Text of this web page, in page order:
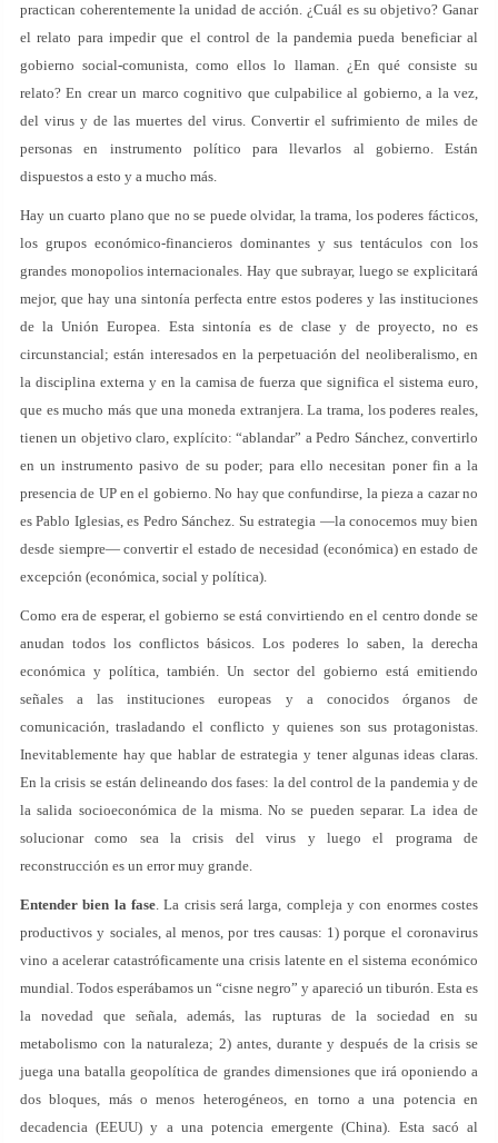
practican coherentemente la unidad de acción. ¿Cuál es su objetivo? Ganar
el relato para impedir que el control de la pandemia pueda beneficiar al
gobierno social-comunista, como ellos lo llaman. ¿En qué consiste su
relato? En crear un marco cognitivo que culpabilice al gobierno, a la vez,
del virus y de las muertes del virus. Convertir el sufrimiento de miles de
personas en instrumento político para llevarlos al gobierno. Están
dispuestos a esto y a mucho más.
Hay un cuarto plano que no se puede olvidar, la trama, los poderes fácticos,
los grupos económico-financieros dominantes y sus tentáculos con los
grandes monopolios internacionales. Hay que subrayar, luego se explicitará
mejor, que hay una sintonía perfecta entre estos poderes y las instituciones
de la Unión Europea. Esta sintonía es de clase y de proyecto, no es
circunstancial; están interesados en la perpetuación del neoliberalismo, en
la disciplina externa y en la camisa de fuerza que significa el sistema euro,
que es mucho más que una moneda extranjera. La trama, los poderes reales,
tienen un objetivo claro, explícito: “ablandar” a Pedro Sánchez, convertirlo
en un instrumento pasivo de su poder; para ello necesitan poner fin a la
presencia de UP en el gobierno. No hay que confundirse, la pieza a cazar no
es Pablo Iglesias, es Pedro Sánchez. Su estrategia —la conocemos muy bien
desde siempre— convertir el estado de necesidad (económica) en estado de
excepción (económica, social y política).
Como era de esperar, el gobierno se está convirtiendo en el centro donde se
anudan todos los conflictos básicos. Los poderes lo saben, la derecha
económica y política, también. Un sector del gobierno está emitiendo
señales a las instituciones europeas y a conocidos órganos de
comunicación, trasladando el conflicto y quienes son sus protagonistas.
Inevitablemente hay que hablar de estrategia y tener algunas ideas claras.
En la crisis se están delineando dos fases: la del control de la pandemia y de
la salida socioeconómica de la misma. No se pueden separar. La idea de
solucionar como sea la crisis del virus y luego el programa de
reconstrucción es un error muy grande.
Entender bien la fase. La crisis será larga, compleja y con enormes costes
productivos y sociales, al menos, por tres causas: 1) porque el coronavirus
vino a acelerar catastróficamente una crisis latente en el sistema económico
mundial. Todos esperábamos un “cisne negro” y apareció un tiburón. Esta es
la novedad que señala, además, las rupturas de la sociedad en su
metabolismo con la naturaleza; 2) antes, durante y después de la crisis se
juega una batalla geopolítica de grandes dimensiones que irá oponiendo a
dos bloques, más o menos heterogéneos, en torno a una potencia en
decadencia (EEUU) y a una potencia emergente (China). Esta sacó al